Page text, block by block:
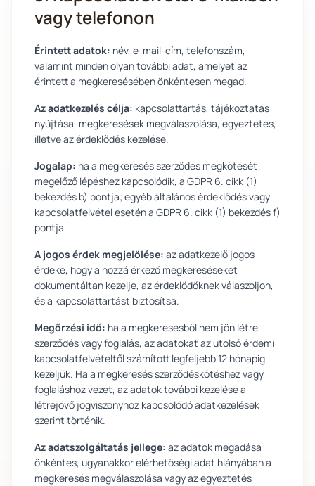
vagy telefonon
Érintett adatok: név, e-mail-cím, telefonszám,
valamint minden olyan további adat, amelyet az
érintett a megkeresésében önkéntesen megad.
Az adatkezelés célja: kapcsolattartás, tájékoztatás
nyújtása, megkeresések megválaszolása, egyeztetés,
illetve az érdeklődés kezelése.
Jogalap: ha a megkeresés szerződés megkötését
megelőző lépéshez kapcsolódik, a GDPR 6. cikk (1)
bekezdés b) pontja; egyéb általános érdeklődés vagy
kapcsolatfelvétel esetén a GDPR 6. cikk (1) bekezdés f)
pontja.
A jogos érdek megjelölése: az adatkezelő jogos
érdeke, hogy a hozzá érkező megkereséseket
dokumentáltan kezelje, az érdeklődőknek válaszoljon,
és a kapcsolattartást biztosítsa.
Megőrzési idő: ha a megkeresésből nem jön létre
szerződés vagy foglalás, az adatokat az utolsó érdemi
kapcsolatfelvételtől számított legfeljebb 12 hónapig
kezeljük. Ha a megkeresés szerződéskötéshez vagy
foglaláshoz vezet, az adatok további kezelése a
létrejövő jogviszonyhoz kapcsolódó adatkezelések
szerint történik.
Az adatszolgáltatás jellege: az adatok megadása
önkéntes, ugyanakkor elérhetőségi adat hiányában a
megkeresés megválaszolása vagy az egyeztetés